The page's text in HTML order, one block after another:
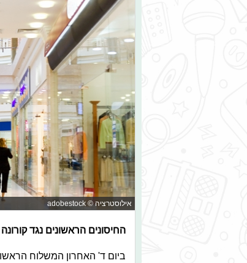
אילוסטרציה © adobestock
החיסונים הראשונים נגד
ביום ד' האחרון המשלוח